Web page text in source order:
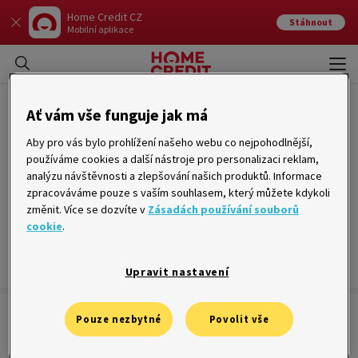
Home Credit CZ
Mobilní aplikace
Stáhnout
Transakce
Transakce jefinanční operace, která probíhá na úvěrovémúčtu
klienta. Nejčastěji jde o výběr peněz z účtu, převod na běžný
bankovní účet klienta, platbu kartou, zaplacení splátky úvěru nebo
volitelných služeb. Do transakcí spadají příchozí a odchozí transakce
+420 542 100 100
Ať vám vše funguje jak má
Aby pro vás bylo prohlížení našeho webu co nejpohodlnější,
používáme cookies a další nástroje pro personalizaci reklam,
analýzu návštěvnosti a zlepšování našich produktů. Informace
zpracováváme pouze s vaším souhlasem, který můžete kdykoli
změnit. Více se dozvíte v Zásadách používání souborů
cookie.
Upravit nastavení
Pouze nezbytné Povolit vše